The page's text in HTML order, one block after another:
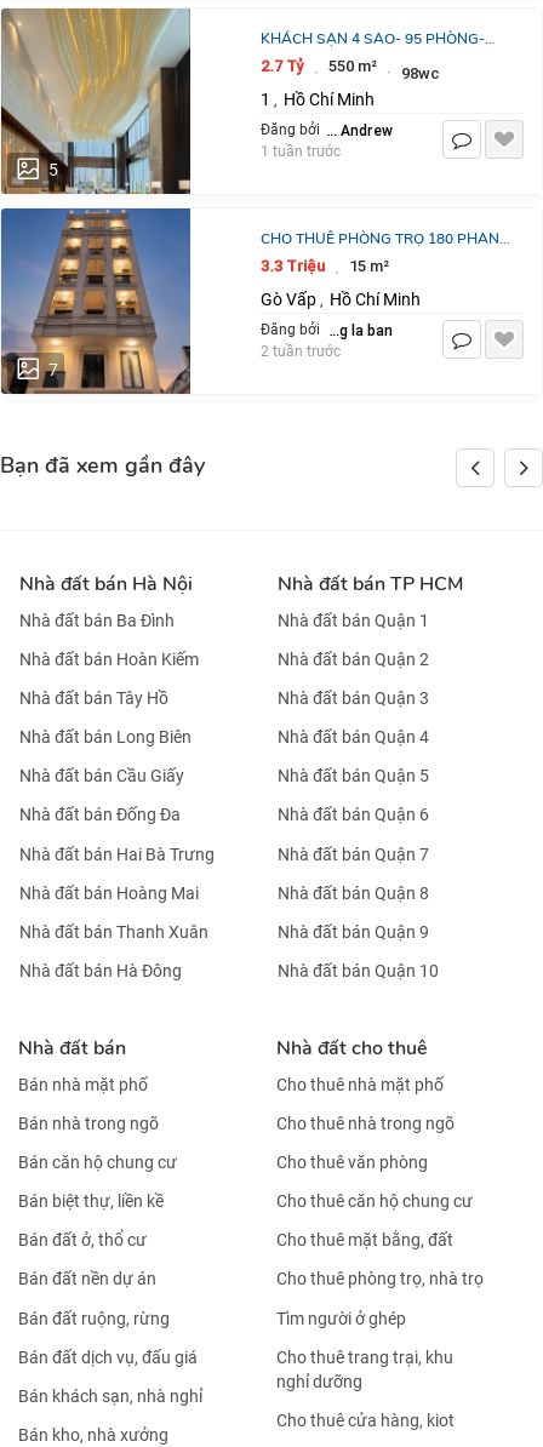
5
KHÁCH SẠN 4 SAO- 95 PHÒNG-
VIEW CÔNG VIÊN- NGAY CHỢ BẾN
THÀNH- 2,7 TỶ/TH
2.7 Tỷ · 550 m² · 98wc
1 , Hồ Chí Minh
Đăng bởi Nguyên Andrew
1 tuần trước
7
CHO THUÊ PHÒNG TRỌ 180 PHAN
HUY ÍCH, P12, GÒ VẤP.
3.3TR/15M2/THÁNG.
LH:0359203979
3.3 Triệu · 15 m²
Gò Vấp , Hồ Chí Minh
Đăng bởi dang la ban
2 tuần trước
Bạn đã xem gần đây
Nhà đất bán Hà Nội
Nhà đất bán Ba Đình
Nhà đất bán Hoàn Kiếm
Nhà đất bán Tây Hồ
Nhà đất bán Long Biên
Nhà đất bán Cầu Giấy
Nhà đất bán Đống Đa
Nhà đất bán Hai Bà Trưng
Nhà đất bán Hoàng Mai
Nhà đất bán Thanh Xuân
Nhà đất bán Hà Đông
Nhà đất bán TP HCM
Nhà đất bán Quận 1
Nhà đất bán Quận 2
Nhà đất bán Quận 3
Nhà đất bán Quận 4
Nhà đất bán Quận 5
Nhà đất bán Quận 6
Nhà đất bán Quận 7
Nhà đất bán Quận 8
Nhà đất bán Quận 9
Nhà đất bán Quận 10
Nhà đất bán
Bán nhà mặt phố
Bán nhà trong ngõ
Bán căn hộ chung cư
Bán biệt thự, liền kề
Bán đất ở, thổ cư
Bán đất nền dự án
Bán đất ruộng, rừng
Bán đất dịch vụ, đấu giá
Bán khách sạn, nhà nghỉ
Bán kho, nhà xưởng
Nhà đất cho thuê
Cho thuê nhà mặt phố
Cho thuê nhà trong ngõ
Cho thuê văn phòng
Cho thuê căn hộ chung cư
Cho thuê mặt bằng, đất
Cho thuê phòng trọ, nhà trọ
Tìm người ở ghép
Cho thuê trang trại, khu
nghỉ dưỡng
Cho thuê cửa hàng, kiot